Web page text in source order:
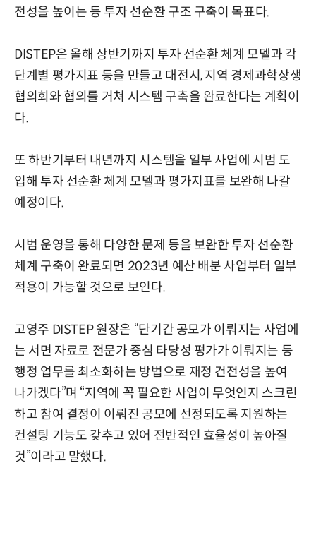
전성을 높이는 등 투자 선순환 구조 구축이 목표다.
DISTEP은 올해 상반기까지 투자 선순환 체계 모델과 각
단계별 평가지표 등을 만들고 대전시, 지역 경제과학상생
협의회와 협의를 거쳐 시스템 구축을 완료한다는 계획이
다.
또 하반기부터 내년까지 시스템을 일부 사업에 시범 도
입해 투자 선순환 체계 모델과 평가지표를 보완해 나갈
예정이다.
시범 운영을 통해 다양한 문제 등을 보완한 투자 선순환
체계 구축이 완료되면 2023년 예산 배분 사업부터 일부
적용이 가능할 것으로 보인다.
고영주 DISTEP 원장은 “단기간 공모가 이뤄지는 사업에
는 서면 자료로 전문가 중심 타당성 평가가 이뤄지는 등
행정 업무를 최소화하는 방법으로 재정 건전성을 높여
나가겠다”며 “지역에 꼭 필요한 사업이 무엇인지 스크린
하고 참여 결정이 이뤄진 공모에 선정되도록 지원하는
컨설팅 기능도 갖추고 있어 전반적인 효율성이 높아질
것”이라고 말했다.